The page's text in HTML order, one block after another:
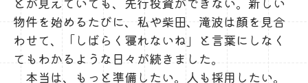
物件を始めるたびに、私や柴田、滝波は顔を見合
わせて、「しばらく寝れないね」と言葉にしなく
てもわかるような日々が続きました。
本当は、もっと準備したい。人も採用したい。